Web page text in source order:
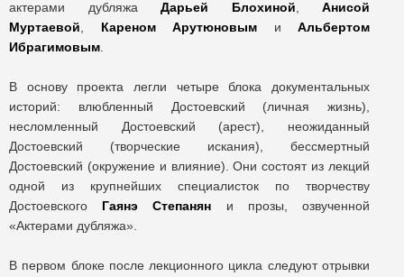
актерами дубляжа Дарьей Блохиной
Анисой
Муртаевой
Кареном Арутюновым и Альбертом
Ибрагимовым
В основу проекта легли четыре блока документальных
историй: влюбленный Достоевский (личная жизнь),
несломленный Достоевский (арест), неожиданный
Достоевский (творческие искания), бессмертный
Достоевский (окружение и влияние). Они состоят из лекций
одной из крупнейших специалисток по творчеству
Достоевского Гаянэ Степанян и прозы, озвученной
«Актерами дубляжа».
В первом блоке после лекционного цикла следуют отрывки